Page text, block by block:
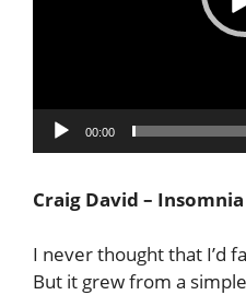
00:00
Craig David – Insomnia
I never thought that I’d
But it grew from a